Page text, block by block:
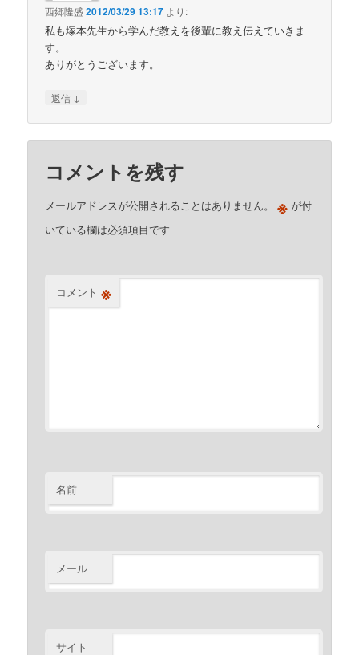
西郷隆盛 2012/03/29 13:17 より:
私も塚本先生から学んだ教えを後輩に教え伝えていきま
す。
ありがとうございます。
返信 ↓
コメントを残す
メールアドレスが公開されることはありません。 ※ が付
いている欄は必須項目です
コメント ※
名前
メール
サイト